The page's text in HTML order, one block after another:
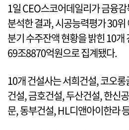
1일 CEO스코어데일리가 금융
분석한 결과, 시공능력평가 30
분기 수주잔액 현황을 밝힌 10
69조8870억원으로 집계됐다.
10개 건설사는 서희건설, 코오
건설, 금호건설, 두산건설, 한신
문, 동부건설, HL디앤아이한라